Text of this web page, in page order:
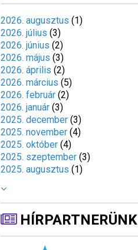
2026. augusztus (1)
2026. július (3)
2026. június (2)
2026. május (3)
2026. április (2)
2026. március (5)
2026. február (2)
2026. január (3)
2025. december (3)
2025. november (4)
2025. október (4)
2025. szeptember (3)
2025. augusztus (1)
HÍRPARTNERÜNK